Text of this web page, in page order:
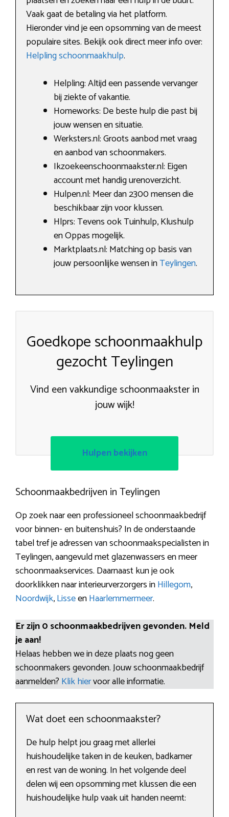
Vaak gaat de betaling via het platform.
Hieronder vind je een opsomming van de meest
populaire sites. Bekijk ook direct meer info over:
Helpling schoonmaakhulp.
Helpling: Altijd een passende vervanger
bij ziekte of vakantie.
Homeworks: De beste hulp die past bij
jouw wensen en situatie.
Werksters.nl: Groots aanbod met vraag
en aanbod van schoonmakers.
Ikzoekeenschoonmaakster.nl: Eigen
account met handig urenoverzicht.
Hulpen.nl: Meer dan 2300 mensen die
beschikbaar zijn voor klussen.
Hlprs: Tevens ook Tuinhulp, Klushulp
en Oppas mogelijk.
Marktplaats.nl: Matching op basis van
jouw persoonlijke wensen inTeylingen.
Goedkope schoonmaakhulp
gezocht Teylingen
Vind een vakkundige schoonmaakster in
jouw wijk!
Hulpen bekijken
Schoonmaakbedrijven in Teylingen
Op zoek naar een professioneel schoonmaakbedrijf
voor binnen- en buitenshuis? In de onderstaande
tabel tref je adressen van schoonmaakspecialisten in
Teylingen, aangevuld met glazenwassers en meer
schoonmaakservices. Daarnaast kun je ook
doorklikken naar interieurverzorgers inHillegom,
Noordwijk,LisseenHaarlemmermeer.
Er zijn 0 schoonmaakbedrijven gevonden. Meld
je aan!
Helaas hebben we in deze plaats nog geen
schoonmakers gevonden. Jouw schoonmaakbedrijf
aanmelden? Klik hiervoor alle informatie.
Wat doet een schoonmaakster?
De hulp helpt jou graag met allerlei
huishoudelijke taken in de keuken, badkamer
en rest van de woning. In het volgende deel
delen wij een opsomming met klussen die een
huishoudelijke hulp vaak uit handen neemt: